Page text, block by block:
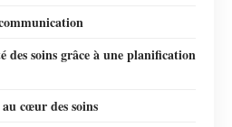
soins grâce à une planification
cœur des soins